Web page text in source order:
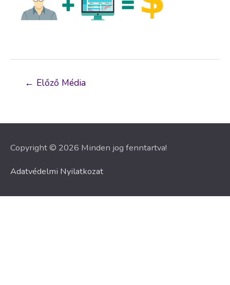
Bejegyzés
← Előző Média
Copyright © 2026 Minden jog fenntartva!
Adatvédelmi Nyilatkozat